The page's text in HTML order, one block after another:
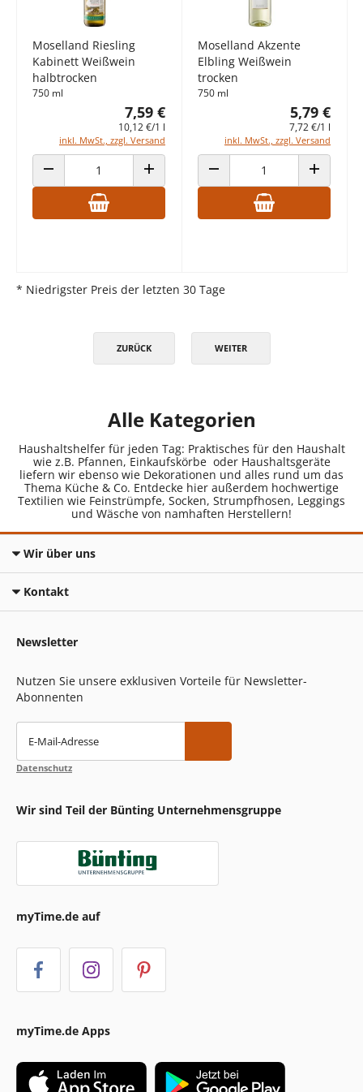
Moselland Riesling
Kabinett Weißwein
halbtrocken
750 ml
7,59 €
10,12 €/1 l
inkl. MwSt., zzgl. Versand
ANZAHL VERRINGERN ANZAHL ERHÖHEN
Moselland Akzente
Elbling Weißwein
trocken
750 ml
5,79 €
7,72 €/1 l
inkl. MwSt., zzgl. Versand
ANZAHL VERRINGERN ANZAHL
* Niedrigster Preis der letzten 30 Tage
ZURÜCK WEITER
Alle Kategorien
Haushaltshelfer für jeden Tag: Praktisches für den Haushalt
wie z.B. Pfannen, Einkaufskörbe oder Haushaltsgeräte
liefern wir ebenso wie Dekorationen und alles rund um das
Thema Küche & Co. Entdecke hier außerdem hochwertige
Textilien wie Feinstrümpfe, Socken, Strumpfhosen, Leggings
und Wäsche von namhaften Herstellern!
Wir über uns
Kontakt
Newsletter
Nutzen Sie unsere exklusiven Vorteile für Newsletter-
Abonnenten
E-Mail-Adresse
Datenschutz
Wir sind Teil der Bünting Unternehmensgruppe
myTime.de auf
myTime.de Apps